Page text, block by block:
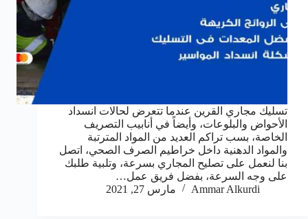
تسليك مجاري القرين عندما تتعرض لحالات انسداد
الأحواض والبلوعات، وأيضاً في أنابيب التصريف
الخاصة، بسب تراكم العديد من المواد المترتبة
والمواد الدهنية داخل خراطيم الصرف الصحي، اتصل
بنا لنعمل على تصليح المجاري بسرعة، وتلبية طلبك
على وجه السرعة، بفضل فريق عمل…
Ammar Alkurdi
مارس 27, 2021